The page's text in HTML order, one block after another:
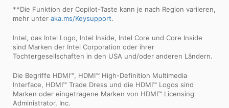
**Die Funktion der Copilot-Taste kann je nach Region variieren,
mehr unter aka.ms/Keysupport.
Intel, das Intel Logo, Intel Inside, Intel Core und Core Inside
sind Marken der Intel Corporation oder ihrer
Tochtergesellschaften in den USA und/oder anderen Ländern.
Die Begriffe HDMI™, HDMI™ High-Definition Multimedia
Interface, HDMI™ Trade Dress und die HDMI™ Logos sind
Marken oder eingetragene Marken von HDMI™ Licensing
Administrator, Inc.